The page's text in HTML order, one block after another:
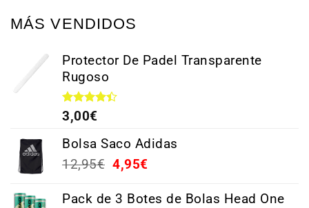
MÁS VENDIDOS
Protector De Padel Transparente
Rugoso
Valorado
con 4.38
3,00€
Bolsa Saco Adidas
12,95€ 4,95€
Pack de 3 Botes de Bolas Head One